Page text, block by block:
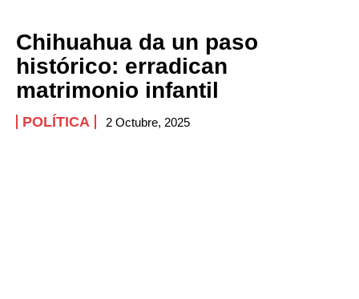
Chihuahua da un paso
histórico: erradican
matrimonio infantil
POLÍTICA 2 Octubre, 2025